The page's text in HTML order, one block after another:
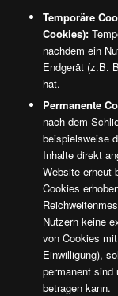
Temporäre
Cookies):
nachdem ein
Endgerät (z.B.
hat.
Permanente
nach dem
beispielsweise
Inhalte direkt
Website erneut
Cookies
Nutzern keine
von Cookies
Einwilligung),
permanent sind
betragen kann.